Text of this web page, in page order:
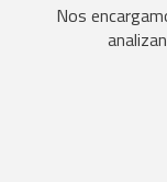
Nos